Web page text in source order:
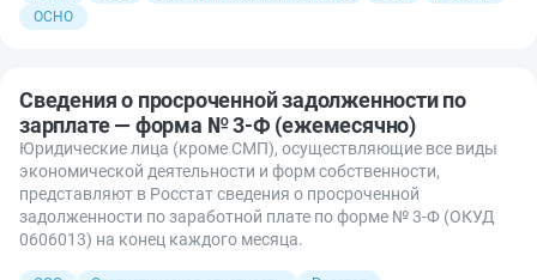
ОСНО
Сведения о просроченной задолженности по
зарплате — форма № 3-Ф (ежемесячно)
Юридические лица (кроме СМП), осуществляющие все виды
экономической деятельности и форм собственности,
представляют в Росстат сведения о просроченной
задолженности по заработной плате по форме № 3-Ф (ОКУД
0606013) на конец каждого месяца.